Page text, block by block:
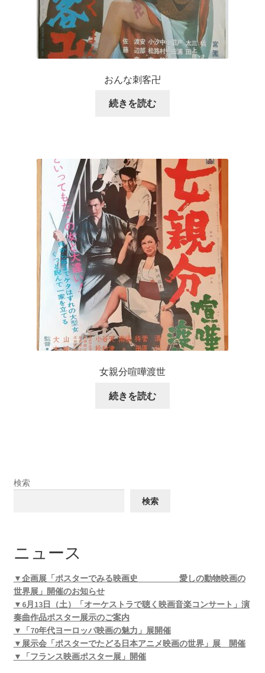
おんな刺客卍
続きを読む
女親分喧嘩渡世
続きを読む
検索
検索
ニュース
▼企画展「ポスターでみる映画史 愛しの動物映画の
世界展」開催のお知らせ
▼6月13日（土）「オーケストラで聴く映画音楽コンサート」演
奏曲作品ポスター展示のご案内
▼「70年代ヨーロッパ映画の魅力」展開催
▼展示会「ポスターでたどる日本アニメ映画の世界」展 開催
▼「フランス映画ポスター展」開催